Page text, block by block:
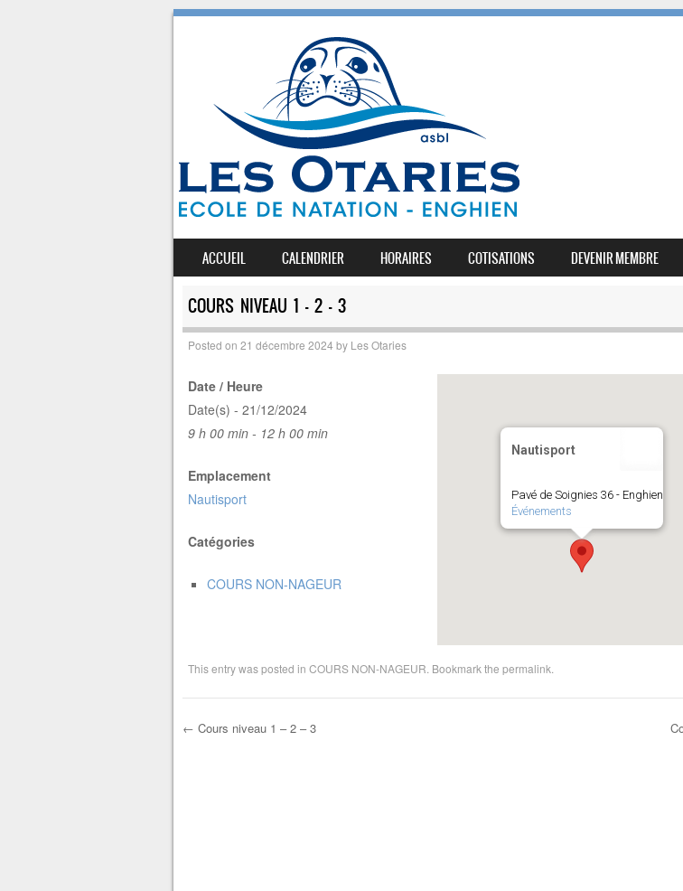
MENU
SKIP TO CONTENT
ACCUEIL CALENDRIER HORAIRES COTISATIONS DEVENIR MEMBRE
COURS NIVEAU 1 – 2 – 3
Posted on 21 décembre 2024 by Les Otaries
Nautisport
Pavé de Soignies 36 - Enghien
Événements
Date / Heure
Date(s) - 21/12/2024
9 h 00 min - 12 h 00 min
Emplacement
Nautisport
Catégories
COURS NON-NAGEUR
This entry was posted in COURS NON-NAGEUR . Bookmark the permalink
← Cours niveau 1 – 2 – 3